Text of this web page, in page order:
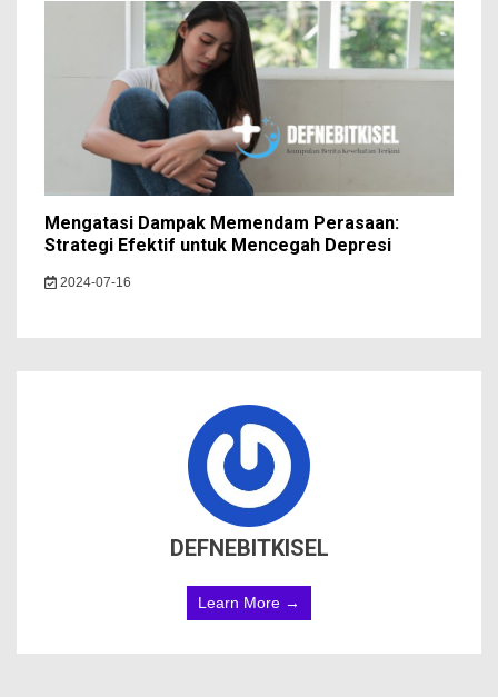
Mengatasi Dampak Memendam Perasaan:
Strategi Efektif untuk Mencegah Depresi
2024-07-16
DEFNEBITKISEL
Learn More →